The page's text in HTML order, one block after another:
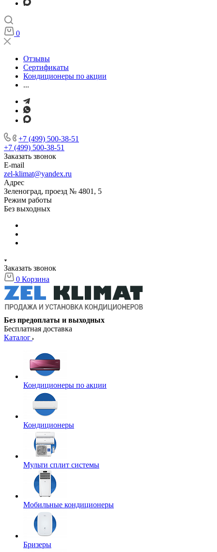
0
Отзывы
Сертификаты
Кондиционеры по акции
...
+7 (499) 500-38-51
+7 (499) 500-38-51
Заказать звонок
E-mail
zel-klimat@yandex.ru
Адрес
Зеленоград, проезд № 4801, 5
Режим работы
Без выходных
Заказать звонок
0 Корзина
Без предоплаты и выходных
Бесплатная доставка
Каталог
Кондиционеры по акции
Кондиционеры
Мульти сплит системы
Мобильные кондиционеры
Бризеры